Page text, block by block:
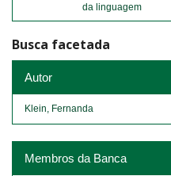
da linguagem
Busca facetada
Autor
Klein, Fernanda
Membros da Banca